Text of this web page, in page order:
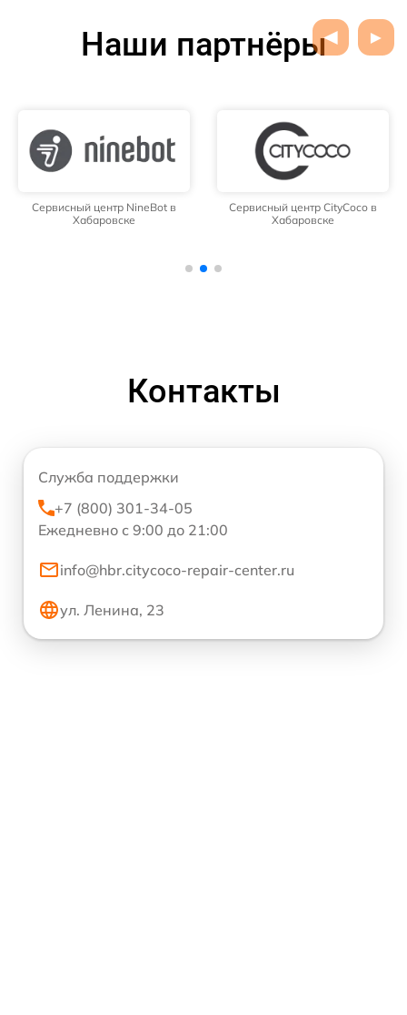
Наши партнёры
Сервисный центр NineBot в
Хабаровске
Сервисный центр CityCoco в
Хабаровске
Контакты
Служба поддержки
+7 (800) 301-34-05
Ежедневно с 9:00 до 21:00
info@hbr.citycoco-repair-center.ru
ул. Ленина, 23